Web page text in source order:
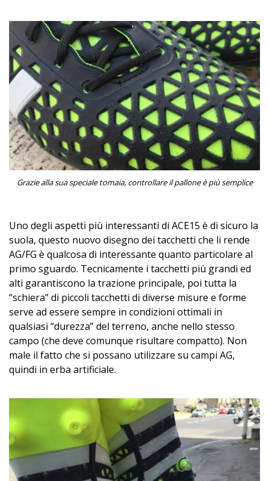
Grazie alla sua speciale tomaia, controllare il pallone è più semplice
Uno degli aspetti più interessanti di ACE15 è di sicuro la
suola, questo nuovo disegno dei tacchetti che li rende
AG/FG è qualcosa di interessante quanto particolare al
primo sguardo. Tecnicamente i tacchetti più grandi ed
alti garantiscono la trazione principale, poi tutta la
“schiera” di piccoli tacchetti di diverse misure e forme
serve ad essere sempre in condizioni ottimali in
qualsiasi “durezza” del terreno, anche nello stesso
campo (che deve comunque risultare compatto). Non
male il fatto che si possano utilizzare su campi AG,
quindi in erba artificiale.